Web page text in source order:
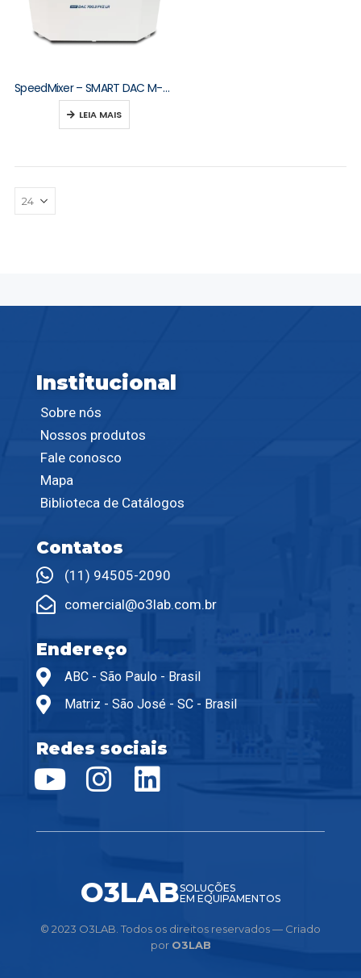
SpeedMixer – SMART DAC M-Series 250–2000 g
LEIA MAIS
Institucional
Sobre nós
Nossos produtos
Fale conosco
Mapa
Biblioteca de Catálogos
Contatos
(11) 94505-2090
comercial@o3lab.com.br
Endereço
ABC - São Paulo - Brasil
Matriz - São José - SC - Brasil
Redes sociais
O3LABSOLUÇÕES
EM EQUIPAMENTOS
© 2023 O3LAB. Todos os direitos reservados — Criado
por O3LAB